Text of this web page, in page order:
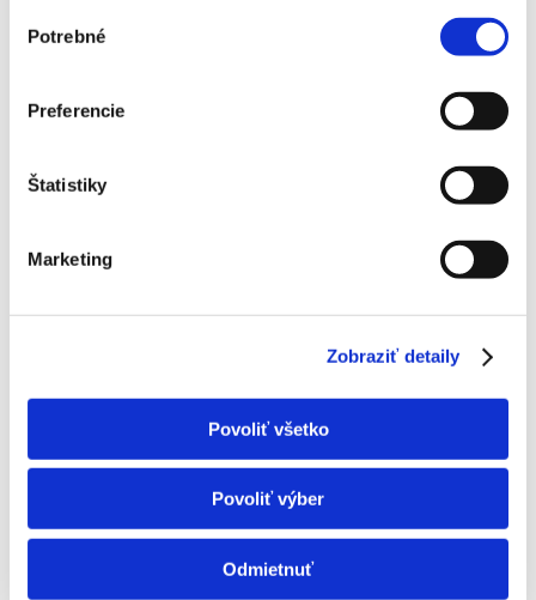
súhlasu
Potrebné
Preferencie
Štatistiky
Marketing
Zobraziť detaily
Povoliť všetko
Povoliť výber
Odmietnuť
Mitsubishi MSZ-LN50VGV2-E1/HZ – 5,0 kW s montážou